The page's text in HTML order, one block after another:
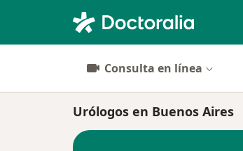
Consulta en línea
Urólogos en Buenos Aires